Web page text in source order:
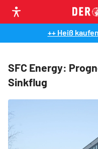
++ Heiß
SFC Energy:
Sinkflug